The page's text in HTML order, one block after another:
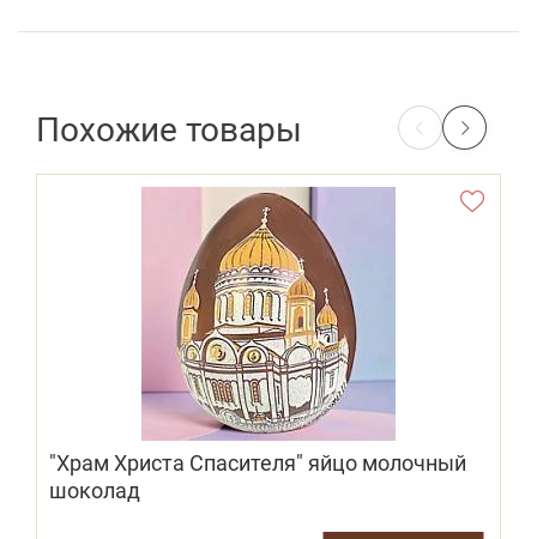
Похожие товары
"Храм Христа Спасителя" яйцо молочный
шоколад